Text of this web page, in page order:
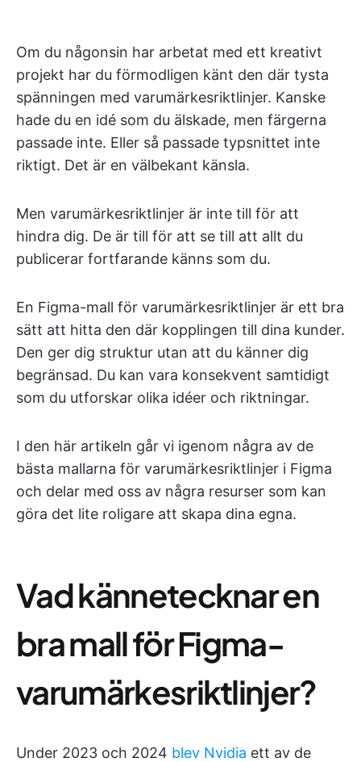
Om du någonsin har arbetat med ett kreativt
projekt har du förmodligen känt den där tysta
spänningen med varumärkesriktlinjer. Kanske
hade du en idé som du älskade, men färgerna
passade inte. Eller så passade typsnittet inte
riktigt. Det är en välbekant känsla.
Men varumärkesriktlinjer är inte till för att
hindra dig. De är till för att se till att allt du
publicerar fortfarande känns som du.
En Figma-mall för varumärkesriktlinjer är ett bra
sätt att hitta den där kopplingen till dina kunder.
Den ger dig struktur utan att du känner dig
begränsad. Du kan vara konsekvent samtidigt
som du utforskar olika idéer och riktningar.
I den här artikeln går vi igenom några av de
bästa mallarna för varumärkesriktlinjer i Figma
och delar med oss av några resurser som kan
göra det lite roligare att skapa dina egna.
Vad kännetecknar en
bra mall för Figma-
varumärkesriktlinjer?
Under 2023 och 2024 blev Nvidia ett av de